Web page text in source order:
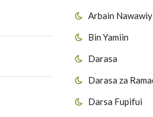
Arbain Nawawiy
Bin Yamiin
Darasa
Darasa za
Darsa Fupifui